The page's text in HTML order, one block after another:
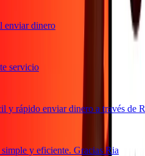
dinero
rápido enviar dinero a través de Ria
y eficiente. Gracias Ria